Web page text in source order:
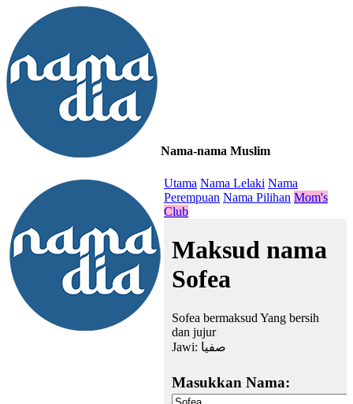
Nama-nama Muslim
Utama Nama Lelaki Nama
Perempuan Nama Pilihan Mom's
Club
Maksud nama
Sofea
Sofea bermaksud Yang bersih
dan jujur
Jawi: صفيا
Masukkan Nama: